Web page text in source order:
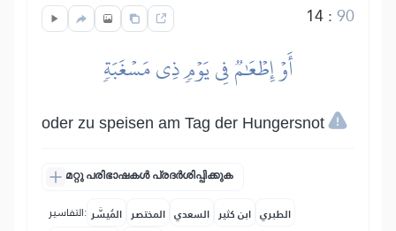
14:90
أَوۡ إِطۡعَٰمٞ فِي يَوۡمٖ ذِي مَسۡغَبَةٖ
oder zu speisen am Tag der Hungersnot
മറ്റു പരിഭാഷകൾ പ്രദർശിപ്പിക്കുക
التفاسير: المُيسَّر المختصر السعدي ابن كثير الطبري